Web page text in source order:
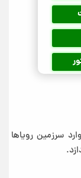
سرزمین رویاها